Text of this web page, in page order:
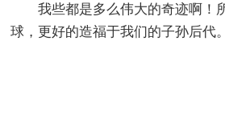
我些都是多么伟大的奇迹啊！
球，更好的造福于我们的子孙后代。